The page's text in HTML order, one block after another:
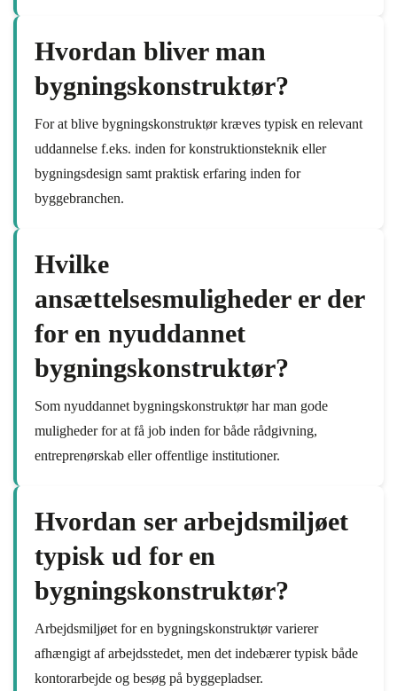
Hvordan bliver man
bygningskonstruktør?
For at blive bygningskonstruktør kræves typisk en relevant
uddannelse f.eks. inden for konstruktionsteknik eller
bygningsdesign samt praktisk erfaring inden for
byggebranchen.
Hvilke
ansættelsesmuligheder er der
for en nyuddannet
bygningskonstruktør?
Som nyuddannet bygningskonstruktør har man gode
muligheder for at få job inden for både rådgivning,
entreprenørskab eller offentlige institutioner.
Hvordan ser arbejdsmiljøet
typisk ud for en
bygningskonstruktør?
Arbejdsmiljøet for en bygningskonstruktør varierer
afhængigt af arbejdsstedet, men det indebærer typisk både
kontorarbejde og besøg på byggepladser.